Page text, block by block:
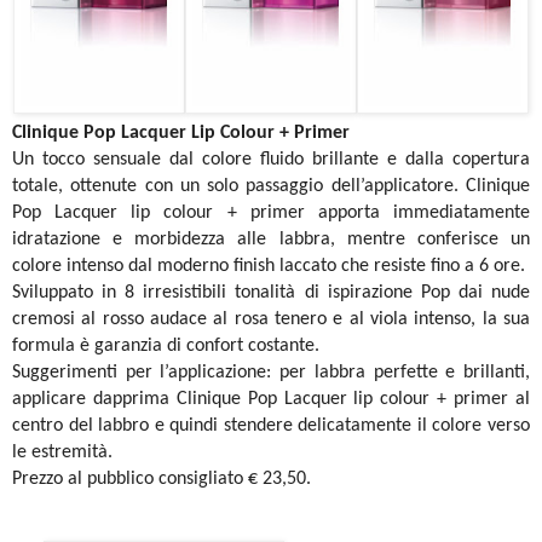
Clinique Pop Lacquer Lip Colour + Primer
Un tocco sensuale dal colore fluido brillante e dalla copertura
totale, ottenute con un solo passaggio dell’applicatore. Clinique
Pop Lacquer lip colour + primer apporta immediatamente
idratazione e morbidezza alle labbra, mentre conferisce un
colore intenso dal moderno finish laccato che resiste fino a 6 ore.
Sviluppato in 8 irresistibili tonalità di ispirazione Pop dai nude
cremosi al rosso audace al rosa tenero e al viola intenso, la sua
formula è garanzia di confort costante.
Suggerimenti per l’applicazione: per labbra perfette e brillanti,
applicare dapprima Clinique Pop Lacquer lip colour + primer al
centro del labbro e quindi stendere delicatamente il colore verso
le estremità.
Prezzo al pubblico consigliato € 23,50.